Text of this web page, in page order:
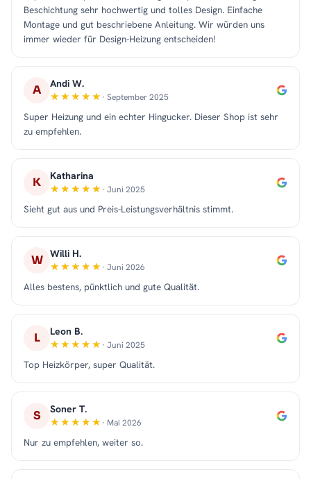
Beschichtung sehr hochwertig und tolles Design. Einfache
Montage und gut beschriebene Anleitung. Wir würden uns
immer wieder für Design-Heizung entscheiden!
A Andi W.
· September 2025
Super Heizung und ein echter Hingucker. Dieser Shop ist sehr
zu empfehlen.
K Katharina
· Juni 2025
Sieht gut aus und Preis-Leistungsverhältnis stimmt.
W Willi H.
· Juni 2026
Alles bestens, pünktlich und gute Qualität.
L Leon B.
· Juni 2025
Top Heizkörper, super Qualität.
S Soner T.
· Mai 2026
Nur zu empfehlen, weiter so.